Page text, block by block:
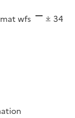
wfs
34